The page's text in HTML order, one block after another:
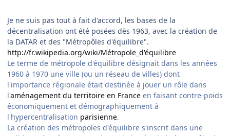
Je ne suis pas tout à fait d'accord, les bases de la
décentralisation ont été posées dès 1963, avec la création de
la DATAR et des "Métropôles d'équilibre".
http://fr.wikipedia.org/wiki/Métropole_d'équilibre
Le terme de métropole d'équilibre désignait dans les années
1960 à 1970 une ville (ou un réseau de villes) dont
l'importance régionale était destinée à jouer un rôle dans
l'aménagement du territoire en France en faisant contre-poids
économiquement et démographiquement à
l'hypercentralisation parisienne.
La création des métropoles d'équilibre s'inscrit dans une